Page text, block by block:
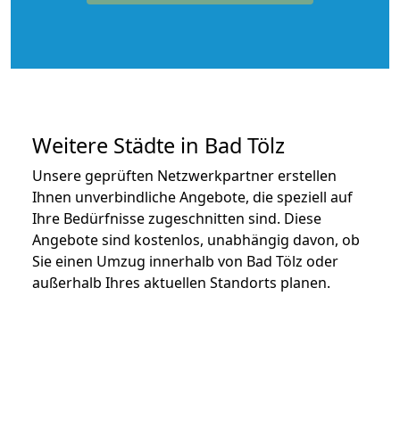
Weitere Städte in Bad Tölz
Unsere geprüften Netzwerkpartner erstellen
Ihnen unverbindliche Angebote, die speziell auf
Ihre Bedürfnisse zugeschnitten sind. Diese
Angebote sind kostenlos, unabhängig davon, ob
Sie einen Umzug innerhalb von Bad Tölz oder
außerhalb Ihres aktuellen Standorts planen.